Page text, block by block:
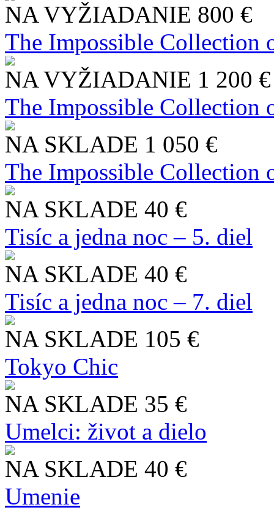
NA VYŽIADANIE 800 €
The Impossible Collection
NA VYŽIADANIE 1 200 €
The Impossible Collection
NA SKLADE 1 050 €
The Impossible Collection
NA SKLADE 40 €
Tisíc a jedna noc – 5. diel
NA SKLADE 40 €
Tisíc a jedna noc – 7. diel
NA SKLADE 105 €
Tokyo Chic
NA SKLADE 35 €
Umelci: život a dielo
NA SKLADE 40 €
Umenie